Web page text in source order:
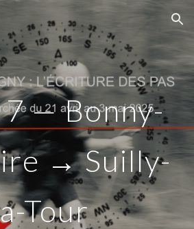
Skip to navigation
7 — Bonny-
→ Suilly-
Tour